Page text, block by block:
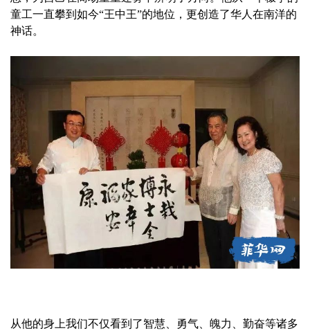
童工一直攀到如今“王中王”的地位，更创造了华人在南洋的
神话。
从他的身上我们不仅看到了智慧、勇气、魄力、勤奋等诸多